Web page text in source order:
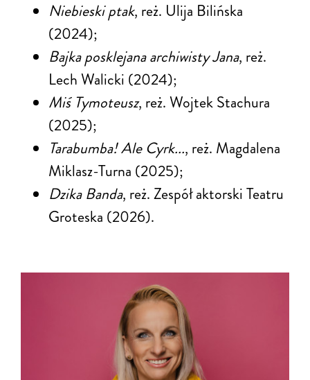
Niebieski ptak, reż. Ulija Bilińska
(2024);
Bajka posklejana archiwisty Jana, reż.
Lech Walicki (2024);
Miś Tymoteusz, reż. Wojtek Stachura
(2025);
Tarabumba! Ale Cyrk..., reż. Magdalena
Miklasz-Turna (2025);
Dzika Banda, reż. Zespół aktorski Teatru
Groteska (2026).